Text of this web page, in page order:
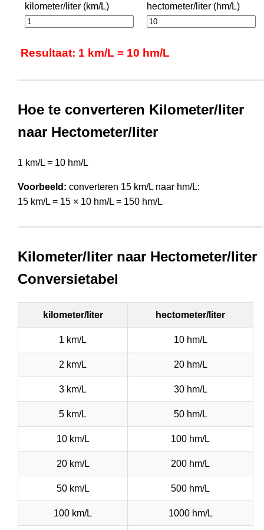
kilometer/liter (km/L) hectometer/liter (hm/L)
Resultaat: 1 km/L = 10 hm/L
Hoe te converteren Kilometer/liter
naar Hectometer/liter
1 km/L = 10 hm/L
Voorbeeld: converteren 15 km/L naar hm/L:
15 km/L = 15 × 10 hm/L = 150 hm/L
Kilometer/liter naar Hectometer/liter
Conversietabel
kilometer/liter hectometer/liter
1 km/L 10 hm/L
2 km/L 20 hm/L
3 km/L 30 hm/L
5 km/L 50 hm/L
10 km/L 100 hm/L
20 km/L 200 hm/L
50 km/L 500 hm/L
100 km/L 1000 hm/L